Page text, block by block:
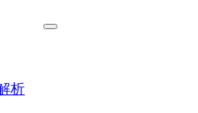
析